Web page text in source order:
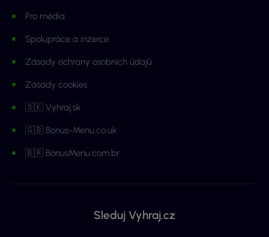
Pro média
Spolupráce a inzerce
Zásady ochrany osobních údajů
Zásady cookies
🇸🇰 Vyhraj.sk
🇬🇧 Bonus-Menu.co.uk
🇧🇷 BonusMenu.com.br
Sleduj Vyhraj.cz